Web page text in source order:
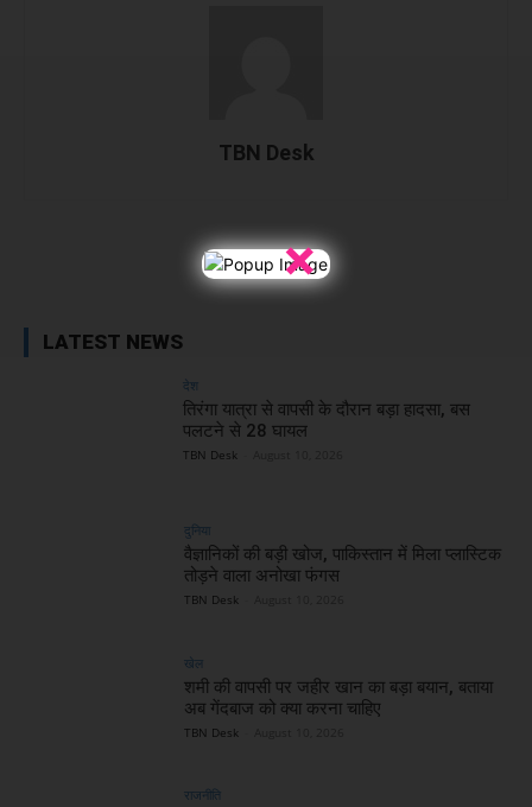
×
TBN Desk
X
LATEST NEWS
देश
तिरंगा यात्रा से वापसी के दौरान बड़ा हादसा, बस
पलटने से 28 घायल
TBN Desk
दुनिया
वैज्ञानिकों की बड़ी खोज, पाकिस्तान में मिला प्लास्टिक
तोड़ने वाला अनोखा फंगस
TBN Desk
खेल
शमी की वापसी पर जहीर खान का बड़ा बयान, बताया
अब गेंदबाज को क्या करना चाहिए
TBN Desk
राजनीति